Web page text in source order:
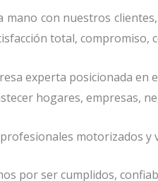
mano con nuestros
total, compromiso,
experta posicionada en
hogares, empresas,
motorizados y
por ser cumplidos,